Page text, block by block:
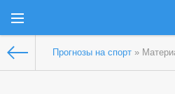
Прогнозы на спорт »